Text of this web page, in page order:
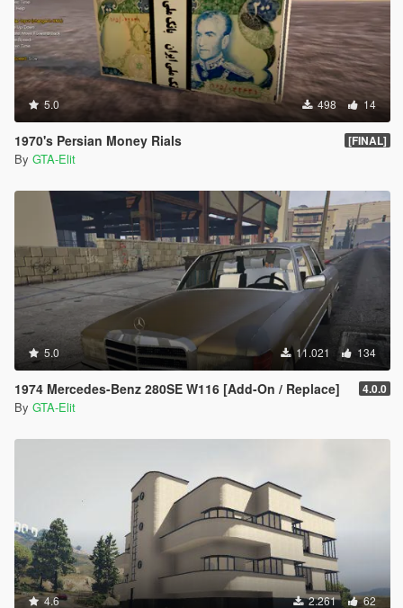
5.0 498 14
1970's Persian Money Rials [FINAL]
By GTA-Elit
5.0 11.021 134
1974 Mercedes-Benz 280SE W116 [Add-On / Replace] 4.0.0
By GTA-Elit
4.6 2.261 62